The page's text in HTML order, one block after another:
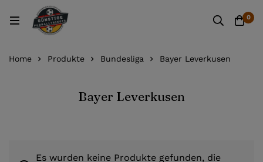
0
Home Produkte Bundesliga Bayer Leverkusen
Bayer Leverkusen
Es wurden keine Produkte gefunden, die